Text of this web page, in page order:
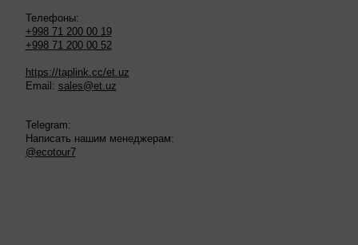
Телефоны:
+998 71 200 00 19
+998 71 200 00 52
https://taplink.cc/et.uz
Email: sales@et.uz
Telegram:
Написать нашим менеджерам:
@ecotour7